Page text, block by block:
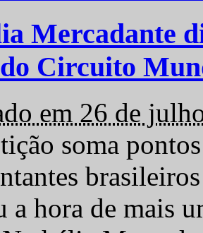
Mercadante
Circuito
em 26 de
soma
a hora de mais